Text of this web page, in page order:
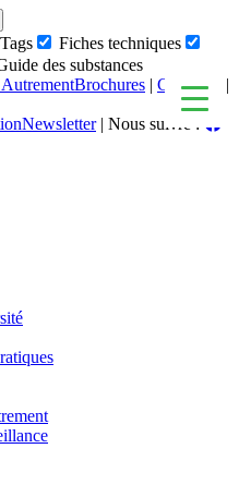
Fiches techniques
des substances
Brochures | Glossaire
|
Newsletter| Nous suivre :